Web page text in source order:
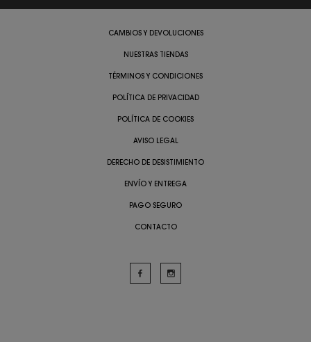
CAMBIOS Y DEVOLUCIONES
NUESTRAS TIENDAS
TÉRMINOS Y CONDICIONES
POLÍTICA DE PRIVACIDAD
POLÍTICA DE COOKIES
AVISO LEGAL
DERECHO DE DESISTIMIENTO
ENVÍO Y ENTREGA
PAGO SEGURO
CONTACTO